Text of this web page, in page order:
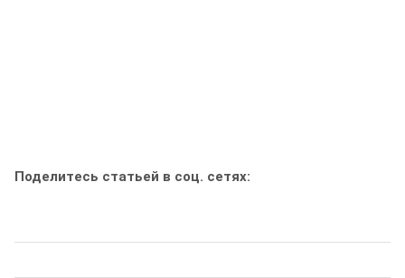
Поделитесь статьей в соц. сетях: